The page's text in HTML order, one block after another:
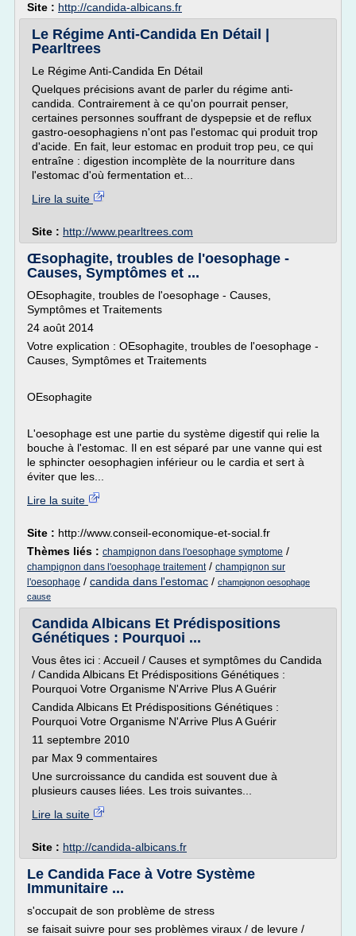
Site : http://candida-albicans.fr
Le Régime Anti-Candida En Détail |
Pearltrees
Le Régime Anti-Candida En Détail
Quelques précisions avant de parler du régime anti-
candida. Contrairement à ce qu'on pourrait penser,
certaines personnes souffrant de dyspepsie et de reflux
gastro-oesophagiens n'ont pas l'estomac qui produit trop
d'acide. En fait, leur estomac en produit trop peu, ce qui
entraîne : digestion incomplète de la nourriture dans
l'estomac d'où fermentation et...
Lire la suite
Site : http://www.pearltrees.com
Œsophagite, troubles de l'oesophage -
Causes, Symptômes et ...
OEsophagite, troubles de l'oesophage - Causes,
Symptômes et Traitements
24 août 2014
Votre explication : OEsophagite, troubles de l'oesophage -
Causes, Symptômes et Traitements
OEsophagite
L'oesophage est une partie du système digestif qui relie la
bouche à l'estomac. Il en est séparé par une vanne qui est
le sphincter oesophagien inférieur ou le cardia et sert à
éviter que les...
Lire la suite
Site : http://www.conseil-economique-et-social.fr
Thèmes liés : champignon dans l'oesophage symptome /
champignon dans l'oesophage traitement/ champignon sur
l'oesophage / candida dans l'estomac / champignon oesophage
cause
Candida Albicans Et Prédispositions
Génétiques : Pourquoi ...
Vous êtes ici : Accueil / Causes et symptômes du Candida
/ Candida Albicans Et Prédispositions Génétiques :
Pourquoi Votre Organisme N'Arrive Plus A Guérir
Candida Albicans Et Prédispositions Génétiques :
Pourquoi Votre Organisme N'Arrive Plus A Guérir
11 septembre 2010
par Max 9 commentaires
Une surcroissance du candida est souvent due à
plusieurs causes liées. Les trois suivantes...
Lire la suite
Site : http://candida-albicans.fr
Le Candida Face à Votre Système
Immunitaire ...
s'occupait de son problème de stress
se faisait suivre pour ses problèmes viraux / de levure /